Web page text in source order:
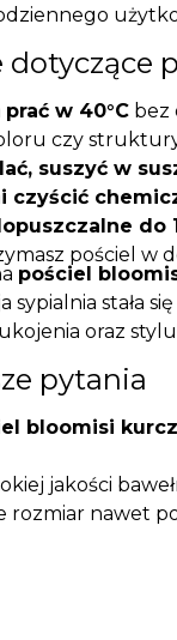
dotyczące
prać w 40°C bez
czy
suszyć w
czyścić
do
pościel w
pościel
sypialnia stała
oraz
pytania
bloomisi
jakości
rozmiar nawet